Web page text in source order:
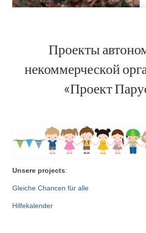
Проекты
некоммерческой
«Проект
Unsere projects:
Gleiche Chancen für alle
Hilfekalender